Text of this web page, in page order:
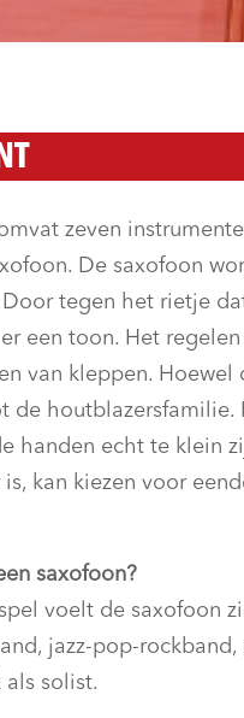
zeven
De saxofoon
tegen het rietje
een toon. Het
van kleppen. Hoewel
de houtblazersfamilie.
handen echt te klein
kan kiezen voor
saxofoon?
voelt de saxofoon
jazz-pop-rockband,
als solist.